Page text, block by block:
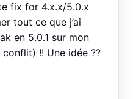
fix for 4.x.x/5.0.x
tout ce que j’ai
en 5.0.1 sur mon
!! Une idée ??